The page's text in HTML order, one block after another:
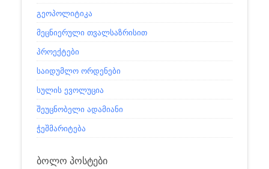
გეოპოლიტიკა
მეცნიერული თვალსაზრისით
პროექტები
საიდუმლო ორდენები
სულის ევოლუცია
შეუცნობელი ადამიანი
ჭეშმარიტება
ᲑᲝᲚᲝ ᲞᲝᲡᲢᲔᲑᲘ